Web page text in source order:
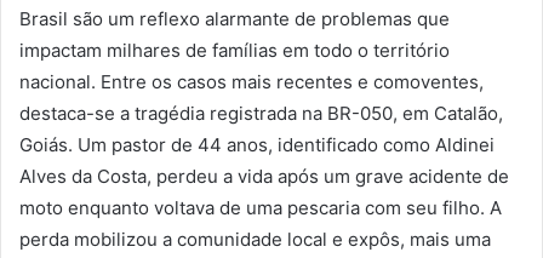
Brasil são um reflexo alarmante de problemas que
impactam milhares de famílias em todo o território
nacional. Entre os casos mais recentes e comoventes,
destaca-se a tragédia registrada na BR-050, em Catalão,
Goiás. Um pastor de 44 anos, identificado como Aldinei
Alves da Costa, perdeu a vida após um grave acidente de
moto enquanto voltava de uma pescaria com seu filho. A
perda mobilizou a comunidade local e expôs, mais uma